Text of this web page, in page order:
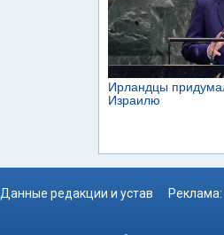
Данные редакции и устав Реклама: